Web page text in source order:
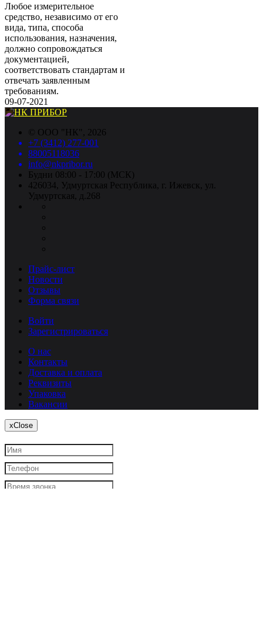
Любое измерительное
средство, независимо от его
вида, типа, способа
использования, назначения,
должно сопровождаться
документацией,
соответствовать стандартам и
отвечать заявленным
требованиям.
09-07-2021
© ООО "НК", 2026
+7 (3412) 277-001
88005118036
info@nkpribor.ru
Будни 08:00 - 17:00 (МСК)
426034, Удмуртская Республика, г. Ижевск, ул.
Удмуртская, д.268
Прайс-лист
Новости
Отзывы
Форма связи
Войти
Зарегистрироваться
О нас
Контакты
Доставка и оплата
Реквизиты
Упаковка
Вакансии
xClose